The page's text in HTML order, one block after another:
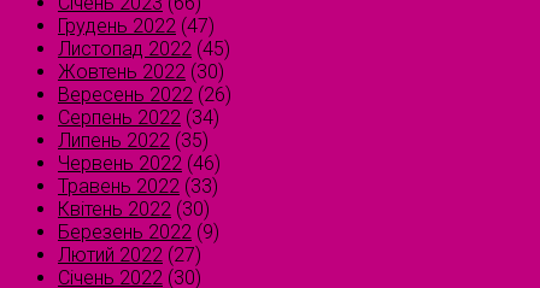
Грудень 2022 (47)
Листопад 2022 (45)
Жовтень 2022 (30)
Вересень 2022 (26)
Серпень 2022 (34)
Липень 2022 (35)
Червень 2022 (46)
Травень 2022 (33)
Квітень 2022 (30)
Березень 2022 (9)
Лютий 2022 (27)
Січень 2022 (30)